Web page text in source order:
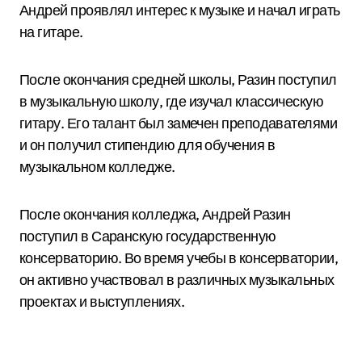
Андрей проявлял интерес к музыке и начал играть
на гитаре.
После окончания средней школы, Разин поступил
в музыкальную школу, где изучал классическую
гитару. Его талант был замечен преподавателями
и он получил стипендию для обучения в
музыкальном колледже.
После окончания колледжа, Андрей Разин
поступил в Саранскую государственную
консерваторию. Во время учебы в консерватории,
он активно участвовал в различных музыкальных
проектах и выступлениях.